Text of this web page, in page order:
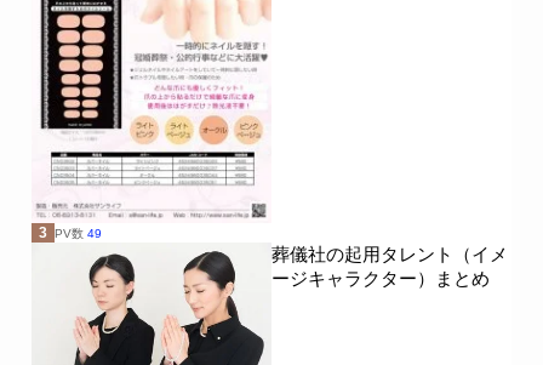
3 PV数 49
葬儀社の起用タレント（イメ
ージキャラクター）まとめ